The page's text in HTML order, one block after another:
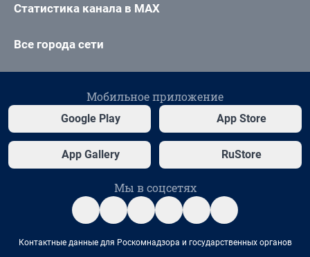
Статистика канала в MAX
Все города сети
Мобильное приложение
Google Play App Store
App Gallery RuStore
Мы в соцсетях
Контактные данные для Роскомнадзора и государственных органов